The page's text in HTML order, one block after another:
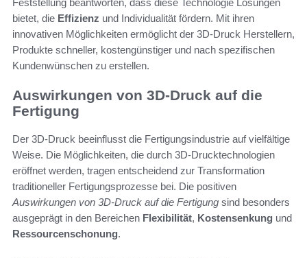
Feststellung beantworten, dass diese Technologie Lösungen
bietet, die Effizienz und Individualität fördern. Mit ihren
innovativen Möglichkeiten ermöglicht der 3D-Druck Herstellern,
Produkte schneller, kostengünstiger und nach spezifischen
Kundenwünschen zu erstellen.
Auswirkungen von 3D-Druck auf die
Fertigung
Der 3D-Druck beeinflusst die Fertigungsindustrie auf vielfältige
Weise. Die Möglichkeiten, die durch 3D-Drucktechnologien
eröffnet werden, tragen entscheidend zur Transformation
traditioneller Fertigungsprozesse bei. Die positiven
Auswirkungen von 3D-Druck auf die Fertigung sind besonders
ausgeprägt in den Bereichen Flexibilität, Kostensenkung und
Ressourcenschonung.